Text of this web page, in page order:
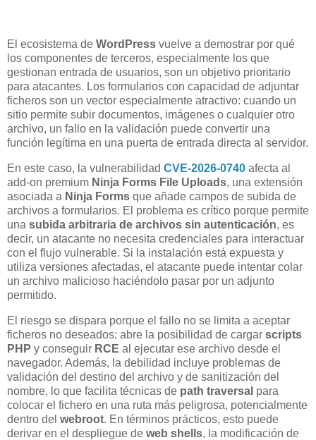
El ecosistema de WordPress vuelve a demostrar por qué
los componentes de terceros, especialmente los que
gestionan entrada de usuarios, son un objetivo prioritario
para atacantes. Los formularios con capacidad de adjuntar
ficheros son un vector especialmente atractivo: cuando un
sitio permite subir documentos, imágenes o cualquier otro
archivo, un fallo en la validación puede convertir una
función legítima en una puerta de entrada directa al servidor.
En este caso, la vulnerabilidad CVE-2026-0740 afecta al
add-on premium Ninja Forms File Uploads, una extensión
asociada a Ninja Forms que añade campos de subida de
archivos a formularios. El problema es crítico porque permite
una subida arbitraria de archivos sin autenticación, es
decir, un atacante no necesita credenciales para interactuar
con el flujo vulnerable. Si la instalación está expuesta y
utiliza versiones afectadas, el atacante puede intentar colar
un archivo malicioso haciéndolo pasar por un adjunto
permitido.
El riesgo se dispara porque el fallo no se limita a aceptar
ficheros no deseados: abre la posibilidad de cargar scripts
PHP y conseguir RCE al ejecutar ese archivo desde el
navegador. Además, la debilidad incluye problemas de
validación del destino del archivo y de sanitización del
nombre, lo que facilita técnicas de path traversal para
colocar el fichero en una ruta más peligrosa, potencialmente
dentro del webroot. En términos prácticos, esto puede
derivar en el despliegue de web shells, la modificación de